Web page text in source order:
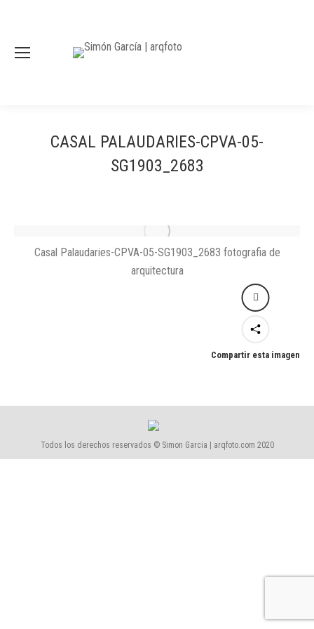
CASAL PALAUDARIES-CPVA-05-
SG1903_2683
Casal Palaudaries-CPVA-05-SG1903_2683 fotografia de
arquitectura
Compartir esta imagen
Todos los derechos reservados © Simon Garcia | arqfoto.com 2020